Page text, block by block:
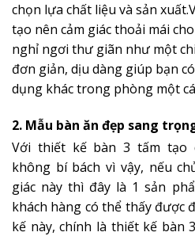
chọn lựa chất liệu và sản
tạo nên cảm giác thoải mái
nghỉ ngơi thư giãn như một
đơn giản, dịu dàng giúp bạn
dụng khác trong phòng một
2. Mẫu bàn ăn đẹp sang
Với thiết kế bàn 3 tấm tạo
không bí bách vì vậy, nếu
giác này thì đây là 1 sản
khách hàng có thể thấy được
kế này, chính là thiết kế bàn